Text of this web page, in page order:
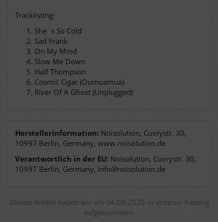
Tracklisting:
She´s So Cold
Sad Frank
On My Mind
Slow Me Down
Half Thompson
Cosmic Cigar (Oumuamua)
River Of A Ghost (Unplugged)
Herstellerinformation: Noisolution, Cuvrystr. 30,
10997 Berlin, Germany, www.noisolution.de
Verantwortlich in der EU: Noisolution, Cuvrystr. 30,
10997 Berlin, Germany, info@noisolution.de
Diesen Artikel haben wir am 04.08.2020 in unseren Katalog
aufgenommen.